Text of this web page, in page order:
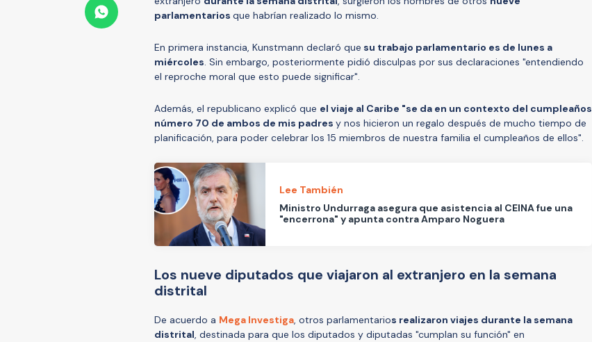
parlamentarios que habrían realizado lo mismo.
En primera instancia, Kunstmann declaró que su trabajo parlamentario es de lunes a
miércoles. Sin embargo, posteriormente pidió disculpas por sus declaraciones "entendiendo
el reproche moral que esto puede significar".
Además, el republicano explicó que el viaje al Caribe "se da en un contexto del cumpleaños
número 70 de ambos de mis padres y nos hicieron un regalo después de mucho tiempo de
planificación, para poder celebrar los 15 miembros de nuestra familia el cumpleaños de ellos".
Lee También
Ministro Undurraga asegura que asistencia al CEINA fue una
"encerrona" y apunta contra Amparo Noguera
Los nueve diputados que viajaron al extranjero en la semana
distrital
De acuerdo a Mega Investiga, otros parlamentarios realizaron viajes durante la semana
distrital, destinada para que los diputados y diputadas "cumplan su función" en